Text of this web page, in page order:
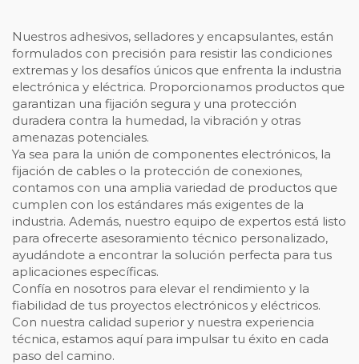
Nuestros adhesivos, selladores y encapsulantes, están
formulados con precisión para resistir las condiciones
extremas y los desafíos únicos que enfrenta la industria
electrónica y eléctrica. Proporcionamos productos que
garantizan una fijación segura y una protección
duradera contra la humedad, la vibración y otras
amenazas potenciales.
Ya sea para la unión de componentes electrónicos, la
fijación de cables o la protección de conexiones,
contamos con una amplia variedad de productos que
cumplen con los estándares más exigentes de la
industria. Además, nuestro equipo de expertos está listo
para ofrecerte asesoramiento técnico personalizado,
ayudándote a encontrar la solución perfecta para tus
aplicaciones específicas.
Confía en nosotros para elevar el rendimiento y la
fiabilidad de tus proyectos electrónicos y eléctricos.
Con nuestra calidad superior y nuestra experiencia
técnica, estamos aquí para impulsar tu éxito en cada
paso del camino.